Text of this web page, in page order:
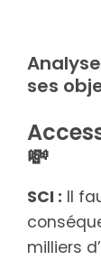
ses
💸
SCI : Il
milliers